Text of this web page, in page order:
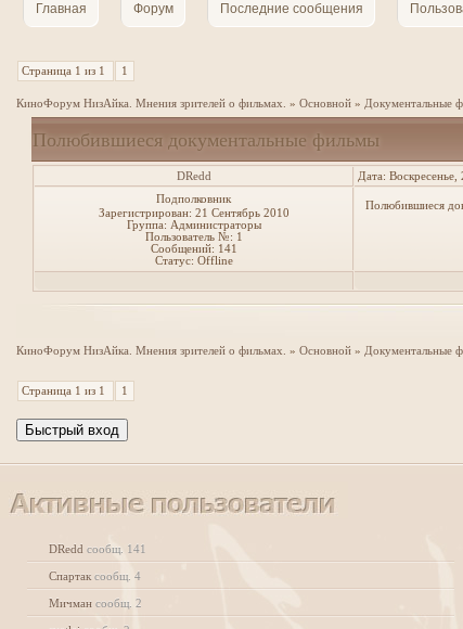
Главная Форум Последние сообщения
Страница 1 из 1 1
КиноФорум НизАйка. Мнения зрителей о фильмах. » Основной » Документальные
Полюбившиеся документальные фильмы
DRedd Дата:
Подполковник
Зарегистрирован: 21 Сентябрь 2010
Группа: Администраторы
Пользователь №: 1
Сообщений: 141
Статус: Offline
Полюбившиеся
КиноФорум НизАйка. Мнения зрителей о фильмах. » Основной » Документальные
Страница 1 из 1 1
DRedd сообщ. 141
Спартак сообщ. 4
Мичман сообщ. 2